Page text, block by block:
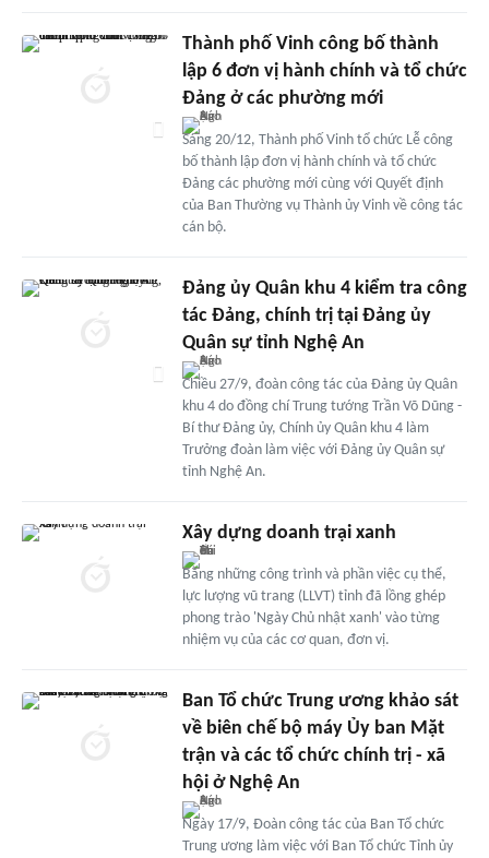
Thành phố Vinh công bố thành
lập 6 đơn vị hành chính và tổ chức
Đảng ở các phường mới
Sáng 20/12, Thành phố Vinh tổ chức Lễ công
bố thành lập đơn vị hành chính và tổ chức
Đảng các phường mới cùng với Quyết định
của Ban Thường vụ Thành ủy Vinh về công tác
cán bộ.
Đảng ủy Quân khu 4 kiểm tra công
tác Đảng, chính trị tại Đảng ủy
Quân sự tỉnh Nghệ An
Chiều 27/9, đoàn công tác của Đảng ủy Quân
khu 4 do đồng chí Trung tướng Trần Võ Dũng -
Bí thư Đảng ủy, Chính ủy Quân khu 4 làm
Trưởng đoàn làm việc với Đảng ủy Quân sự
tỉnh Nghệ An.
Xây dựng doanh trại xanh
Bằng những công trình và phần việc cụ thể,
lực lượng vũ trang (LLVT) tỉnh đã lồng ghép
phong trào 'Ngày Chủ nhật xanh' vào từng
nhiệm vụ của các cơ quan, đơn vị.
Ban Tổ chức Trung ương khảo sát
về biên chế bộ máy Ủy ban Mặt
trận và các tổ chức chính trị - xã
hội ở Nghệ An
Ngày 17/9, Đoàn công tác của Ban Tổ chức
Trung ương làm việc với Ban Tổ chức Tỉnh ủy